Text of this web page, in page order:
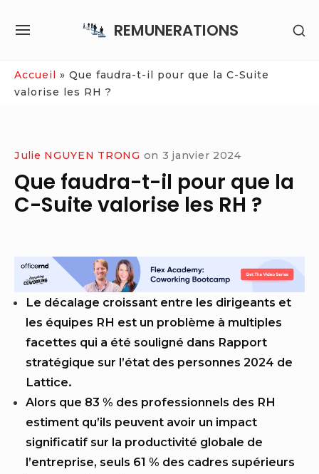
REMUNERATIONS
SITE
Accueil » Que faudra-t-il pour que la C-Suite
valorise les RH ?
Julie NGUYEN TRONG on 3 janvier 2024
Que faudra-t-il pour que la
C-Suite valorise les RH ?
Le décalage croissant entre les dirigeants et
les équipes RH est un problème à multiples
facettes qui a été souligné dans Rapport
stratégique sur l’état des personnes 2024 de
Lattice.
Alors que 83 % des professionnels des RH
estiment qu’ils peuvent avoir un impact
significatif sur la productivité globale de
l’entreprise, seuls 61 % des cadres supérieurs